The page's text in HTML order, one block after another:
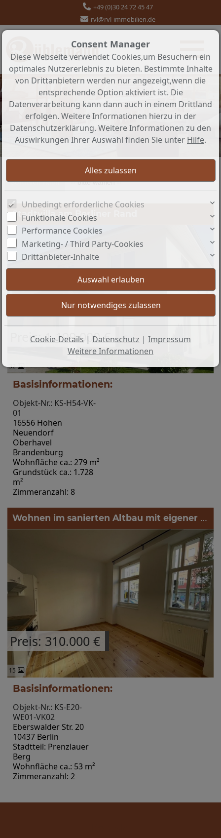
+49 (0)30 24 72 45 47
rvl@rvl-immobilien.de
Sortieren nach -- bitte wählen --
Stadtvilla am Berliner Rand
32
Basisinformationen:
Objekt-Nr.: KS-H54-VK-
01
16556 Hohen
Neuendorf
Oberhavel
Brandenburg
Preis: 1.199.000 €
Wohnfläche ca.: 279 m²
Grundstück ca.: 1.728
m²
Zimmeranzahl: 8
Wohnen im sanierten Altbau mit eigener Terrasse - provisionsfrei
15
Basisinformationen:
Objekt-Nr.: KS-E20-
WE01-VK02
Eberswalder Str. 20
10437 Berlin
Stadtteil: Prenzlauer
Berg
Preis: 310.000 €
Wohnfläche ca.: 53 m²
Zimmeranzahl: 2
Consent Manager
Diese Webseite verwendet Cookies,um Besuchern ein
optimales Nutzererlebnis zu bieten. Bestimmte Inhalte
von Drittanbietern werden nur angezeigt,wenn die
entsprechende Option aktiviert ist. Die
Datenverarbeitung kann dann auch in einem Drittland
erfolgen. Weitere Informationen hierzu in der
Datenschutzerklärung. Weitere Informationen zu den
Auswirkungen Ihrer Auswahl finden Sie unter Hilfe.
Unbedingt erforderliche Cookies
Funktionale Cookies
Performance Cookies
Marketing- / Third Party-Cookies
Drittanbieter-Inhalte
Cookie-Details | Datenschutz | Impressum
Weitere Informationen